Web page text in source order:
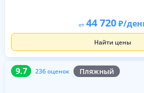
от 44 720 /
Найти цены
9.7 236 оценок Пляжный
9.7 236 оценок